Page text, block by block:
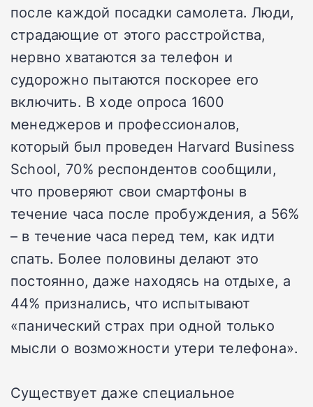
после каждой посадки самолета. Люди,
страдающие от этого расстройства,
нервно хватаются за телефон и
судорожно пытаются поскорее его
включить. В ходе опроса 1600
менеджеров и профессионалов,
который был проведен Harvard Business
School, 70% респондентов сообщили,
что проверяют свои смартфоны в
течение часа после пробуждения, а 56%
– в течение часа перед тем, как идти
спать. Более половины делают это
постоянно, даже находясь на отдыхе, а
44% признались, что испытывают
«панический страх при одной только
мысли о возможности утери телефона».
Существует даже специальное